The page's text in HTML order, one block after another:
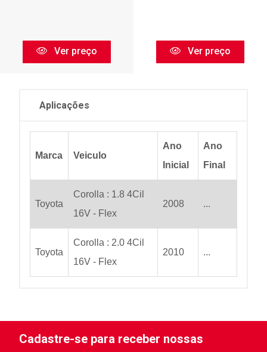
Ver preço Ver preço
Aplicações
Marca Veiculo
Ano
Inicial
Ano
Final
Toyota
Corolla : 1.8 4Cil
16V - Flex
2008 ...
Toyota
Corolla : 2.0 4Cil
16V - Flex
2010 ...
Cadastre-se para receber nossas